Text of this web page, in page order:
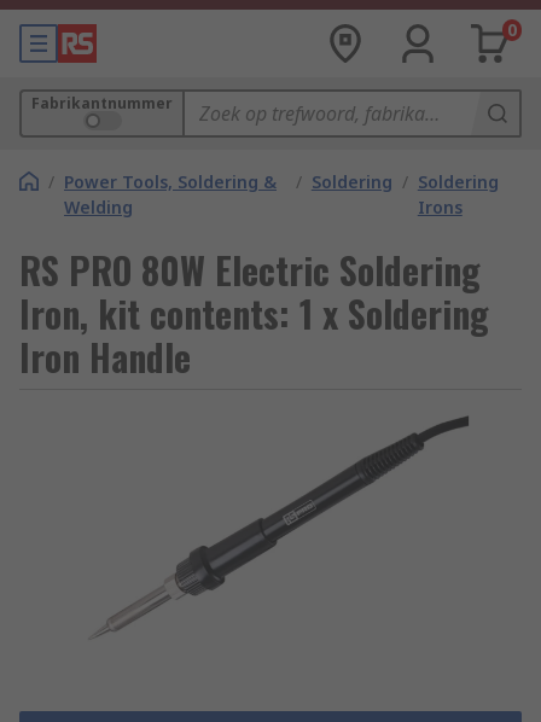
0
Fabrikantnummer
/ Power Tools, Soldering &
Welding
/ Soldering / Soldering
Irons
RS PRO 80W Electric Soldering
Iron, kit contents: 1 x Soldering
Iron Handle